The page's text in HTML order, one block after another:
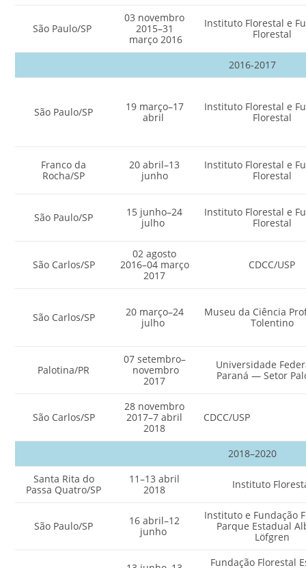
São Paulo/SP
03 novembro
2015–31
março 2016
Instituto Florestal e
Florestal
2016-2017
São Paulo/SP
19 março–17
abril
Instituto Florestal e
Florestal
Franco da
Rocha/SP
20 abril–13
junho
Instituto Florestal e
Florestal
São Paulo/SP
15 junho–24
julho
Instituto Florestal e
Florestal
São Carlos/SP
02 agosto
2016–04 março
2017
CDCC/USP
São Carlos/SP
20 março–24
julho
Museu da Ciência
Tolentino
Palotina/PR
07 setembro–
novembro
2017
Universidade
Paraná — Setor
São Carlos/SP
28 novembro
2017–7 abril
2018
CDCC/
2018–2020
Santa Rita do
Passa Quatro/SP
11–13 abril
2018
Instituto
São Paulo/SP
16 abril–12
junho
Instituto e Fundação
Parque Estadual
Löfgren
Fundação Florestal